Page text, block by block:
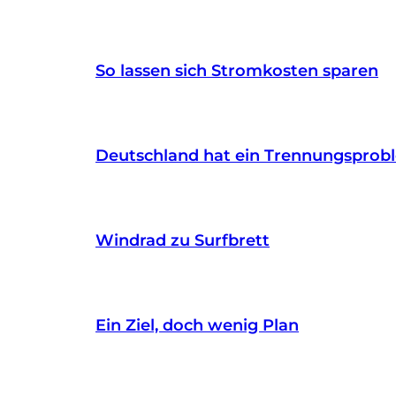
So lassen sich Stromkosten sparen
Deutschland hat ein
Windrad zu Surfbrett
Ein Ziel, doch wenig Plan